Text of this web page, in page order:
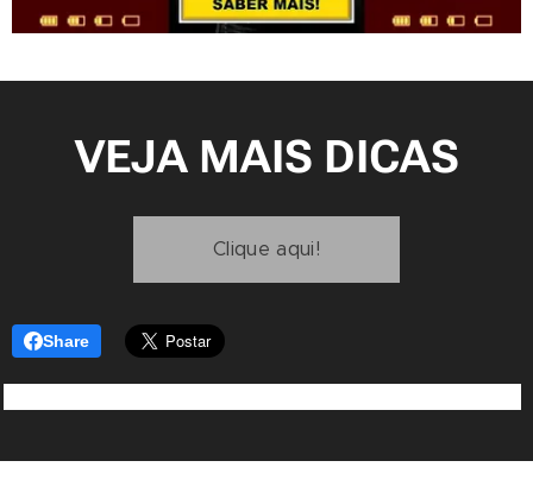
VEJA MAIS DICAS
Clique aqui!
Share